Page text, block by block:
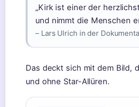
„Kirk ist einer der
und nimmt die Menschen
– Lars Ulrich in der
Das deckt sich mit dem Bild,
und ohne Star-Allüren.